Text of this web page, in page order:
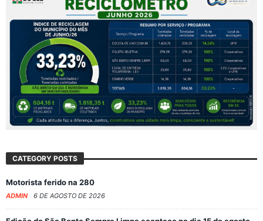
CATEGORY POSTS
Motorista ferido na 280
ADMIN 6 DE AGOSTO DE 2026